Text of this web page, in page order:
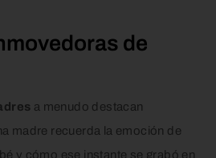
de
a menudo destacan
madre recuerda la emoción de
y cómo ese instante se grabó en